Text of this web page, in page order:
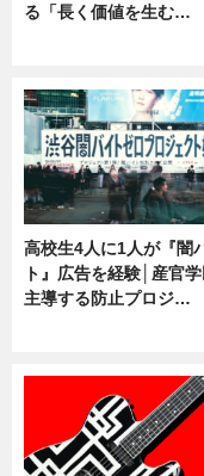
る「長く価値を生む…
高校生4人に1人が『闇
ト』広告を経験│産官
主導する防止プロジ…